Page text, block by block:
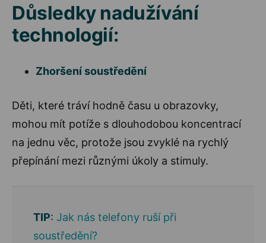
Důsledky nadužívání
technologií:
Zhoršení soustředění
Děti, které tráví hodně času u obrazovky,
mohou mít potíže s dlouhodobou koncentrací
na jednu věc, protože jsou zvyklé na rychlý
přepínání mezi různými úkoly a stimuly.
TIP: Jak nás telefony ruší při
soustředění?